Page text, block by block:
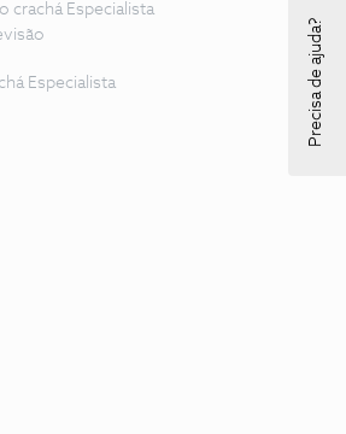
crachá Especialista
Especialista Precisa de ajuda?